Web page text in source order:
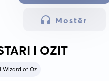
Mostër
I OZIT
Wizard of Oz